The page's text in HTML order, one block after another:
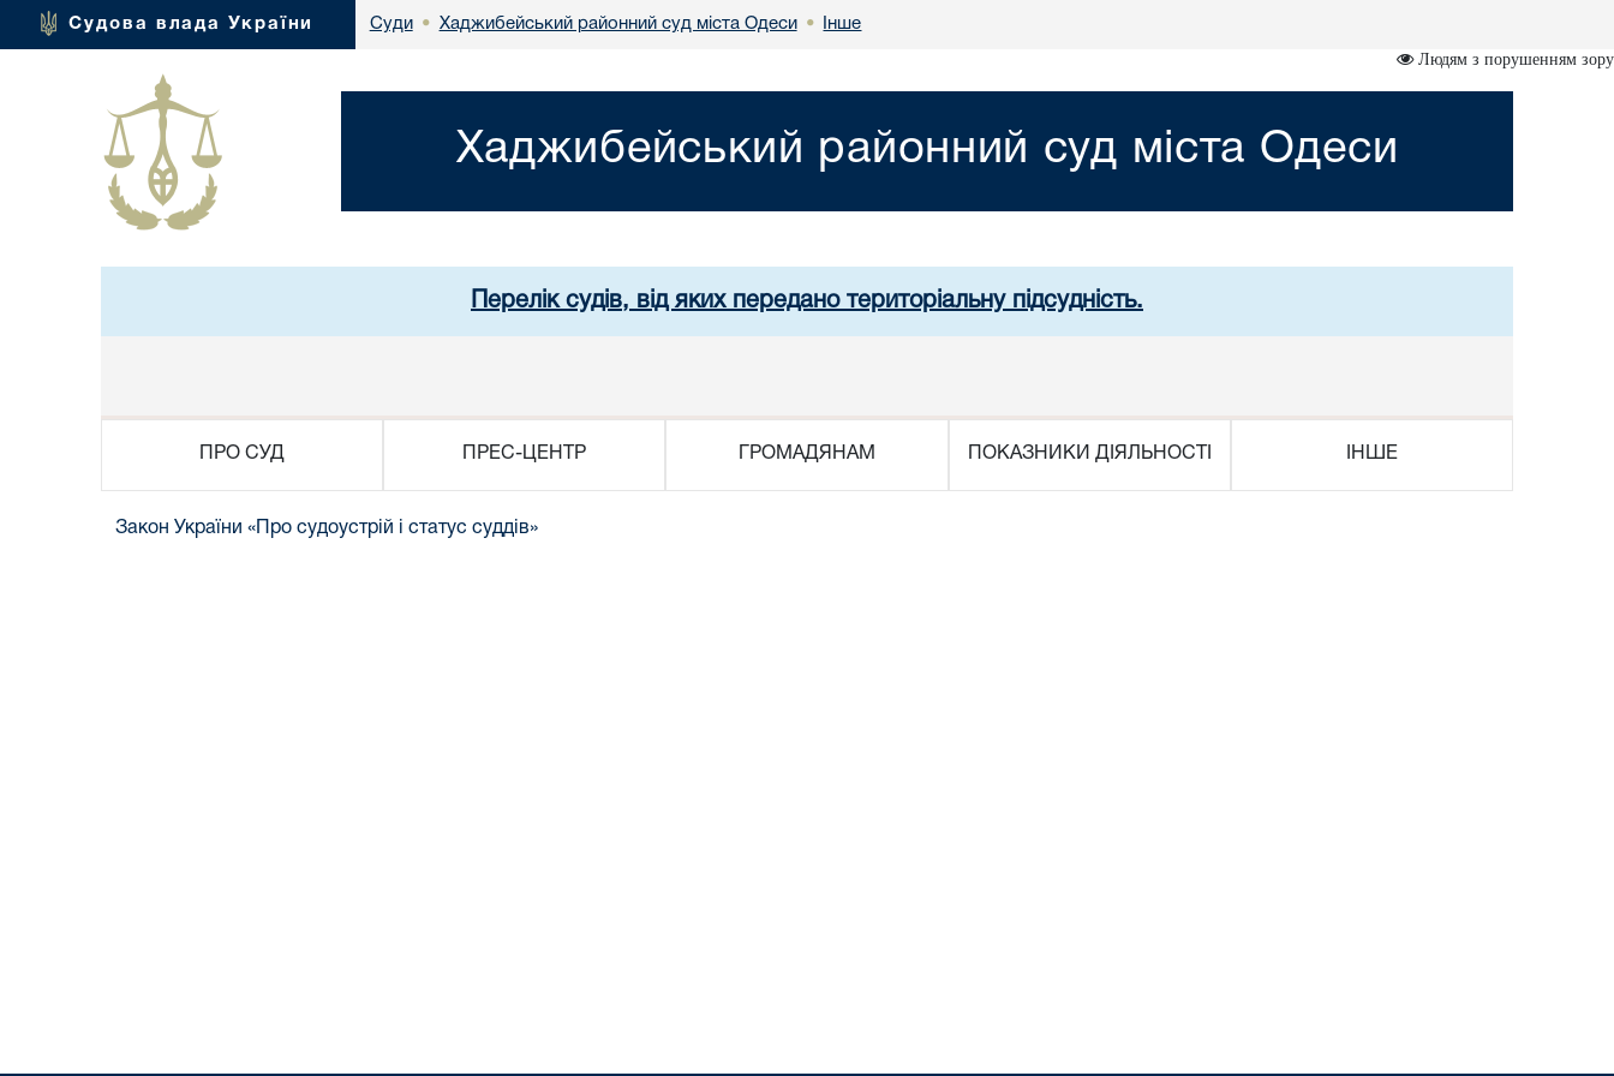
Судова влада України Суди • Хаджибейський районний суд міста Одеси • Інше
Людям з порушенням зору
Хаджибейський районний суд міста Одеси
Перелік судів, від яких передано територіальну підсудність.
ПРО СУД ПРЕС-ЦЕНТР ГРОМАДЯНАМ ПОКАЗНИКИ ДІЯЛЬНОСТІ ІНШЕ
Закон України «Про судоустрій і статус суддів»